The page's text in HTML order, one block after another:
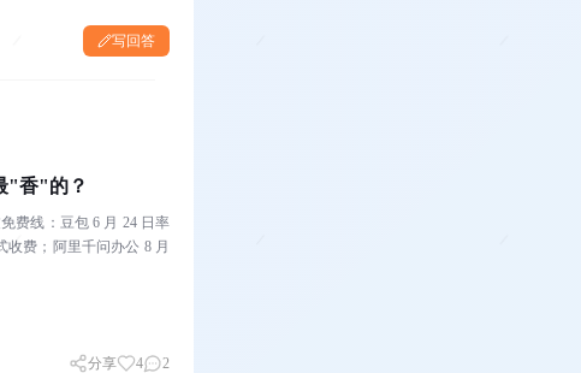
写回答
"香"的？
费线：豆包 6 月 24 日率
收费；阿里千问办公 8 月
分享 4 2